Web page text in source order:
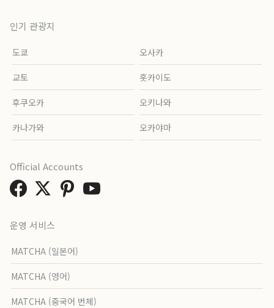
인기 관광지
도쿄 오사카
교토 홋카이도
후쿠오카 오키나와
카나가와 오카야마
운영 서비스
MATCHA (일본어)
MATCHA (영어)
MATCHA (중국어 번체)
Official Accounts